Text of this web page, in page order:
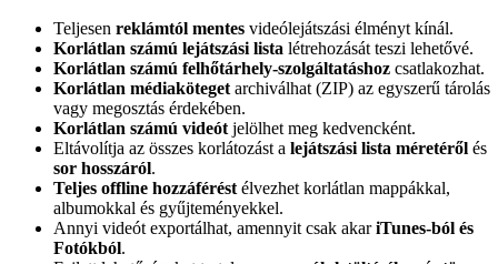
Teljesen reklámtól mentes videólejátszási élményt kínál.
Korlátlan számú lejátszási lista létrehozását teszi lehetővé.
Korlátlan számú felhőtárhely-szolgáltatáshoz csatlakozhat.
Korlátlan médiaköteget archiválhat (ZIP) az egyszerű tárolás
vagy megosztás érdekében.
Korlátlan számú videót jelölhet meg kedvencként.
Eltávolítja az összes korlátozást a lejátszási lista méretéről és
sor hosszáról.
Teljes offline hozzáférést élvezhet korlátlan mappákkal,
albumokkal és gyűjteményekkel.
Annyi videót exportálhat, amennyit csak akariTunes-ból és
Fotókból.